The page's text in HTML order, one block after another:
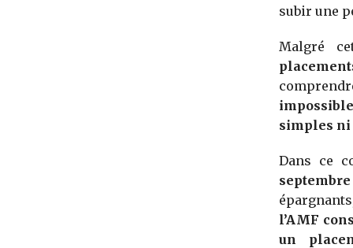
subir une
Malgré
simples
Dans ce
l’AMF
un